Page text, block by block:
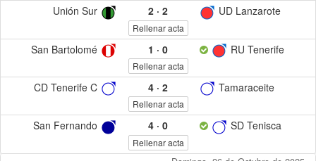
Unión Sur 2· 2 UD Lanzarote
Rellenar acta
San Bartolomé 1 · 0 RU Tenerife
Rellenar acta
CD Tenerife C 4· 2 Tamaraceite
Rellenar acta
San Fernando 4· 0 SD Tenisca
Rellenar acta